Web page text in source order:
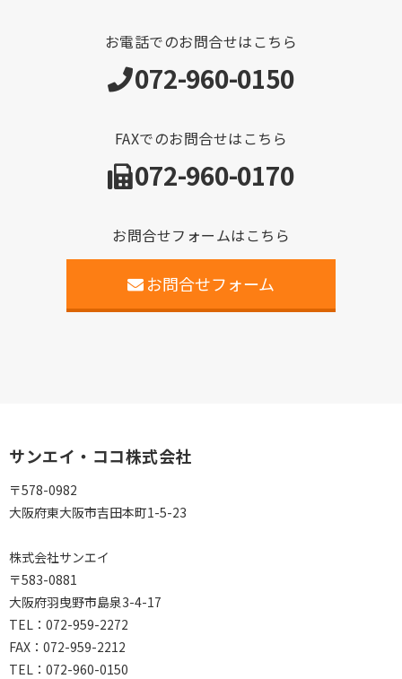
お電話でのお問合せはこちら
072-960-0150
FAXでのお問合せはこちら
072-960-0170
お問合せフォームはこちら
お問合せフォーム
サンエイ・ココ株式会社
〒578-0982
大阪府東大阪市吉田本町1-5-23
株式会社サンエイ
〒583-0881
大阪府羽曳野市島泉3-4-17
TEL：072-959-2272
FAX：072-959-2212
TEL： 072-960-0150